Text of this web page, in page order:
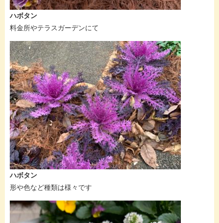
ハボタン
料金所やテラスガーデンにて
ハボタン
形や色など種類は様々です